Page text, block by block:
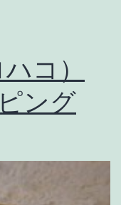
コ）
ング